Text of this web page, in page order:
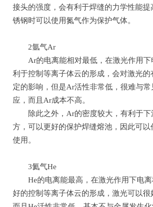
接头的强度，会有利于焊缝的力学性能提
锈钢时可以使用氮气作为保护气体。
2氩气Ar
Ar的电离能相对最低，在激光作用
利于控制等离子体云的形成，会对激光的
定的影响，但是Ar活性非常低，很难与常
应，而且Ar成本不高。
除此之外，Ar的密度较大，有利于下
方，可以更好的保护焊缝熔池，因此可
使用。
3氦气He
He的电离能最高，在激光作用下电
好的控制等离子体云的形成，激光可以很